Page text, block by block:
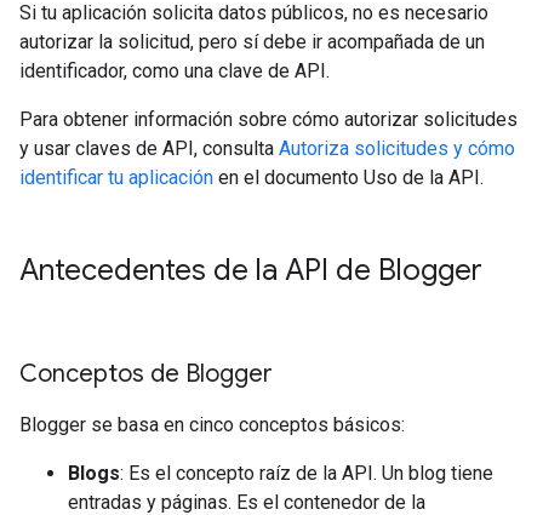
Si tu aplicación solicita datos públicos, no es necesario
autorizar la solicitud, pero sí debe ir acompañada de un
identificador, como una clave de API.
Para obtener información sobre cómo autorizar solicitudes
y usar claves de API, consulta Autoriza solicitudes y cómo
identificar tu aplicación en el documento Uso de la API.
Antecedentes de la API de Blogger
Conceptos de Blogger
Blogger se basa en cinco conceptos básicos:
Blogs: Es el concepto raíz de la API. Un blog tiene
entradas y páginas. Es el contenedor de la